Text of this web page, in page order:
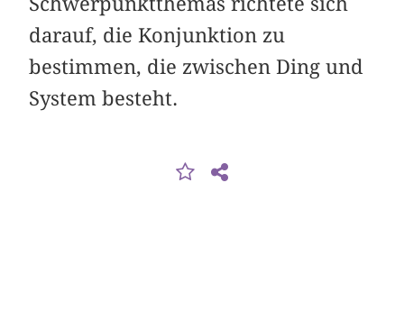
darauf, die Konjunktion zu
bestimmen, die zwischen Ding und
System besteht.